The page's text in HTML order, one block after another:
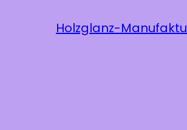
Holzglanz-